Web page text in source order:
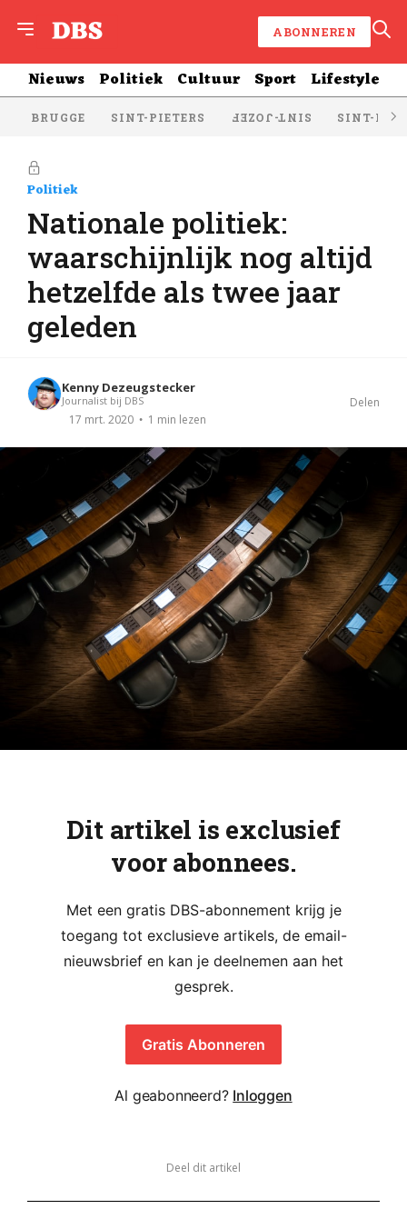
ABONNEREN
Nieuws Politiek Cultuur Sport Lifestyle
BRUGGE SINT-PIETERS SINT-JOZEF SINT-
Politiek
Nationale politiek:
waarschijnlijk nog altijd
hetzelfde als twee jaar
geleden
Kenny Dezeugstecker
Journalist bij DBS
17 mrt. 2020 1 min lezen
Delen
Dit artikel is exclusief
voor abonnees.
Met een gratis DBS-abonnement krijg je
toegang tot exclusieve artikels, de email-
nieuwsbrief en kan je deelnemen aan het
gesprek.
Gratis Abonneren
Al geabonneerd? Inloggen
Deel dit artikel